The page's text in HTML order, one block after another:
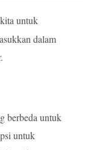
untuk
dalam
berbeda untuk
untuk